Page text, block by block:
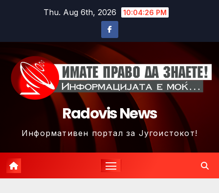
Thu. Aug 6th, 2026 10:04:28 PM
Radovis News
Информативен портал за Југоистокот!